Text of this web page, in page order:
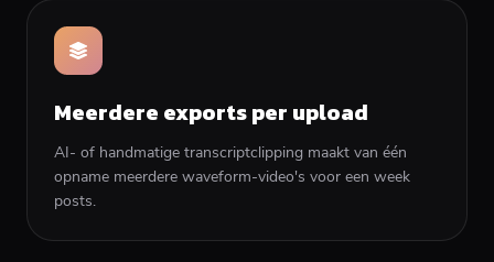
Meerdere exports per upload
AI- of handmatige transcriptclipping maakt van één
opname meerdere waveform-video's voor een week
posts.